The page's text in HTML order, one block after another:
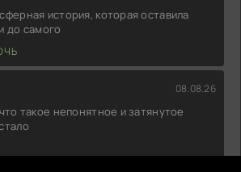
история, которая оставила
до самого
08.08.26
такое непонятное и затянутое